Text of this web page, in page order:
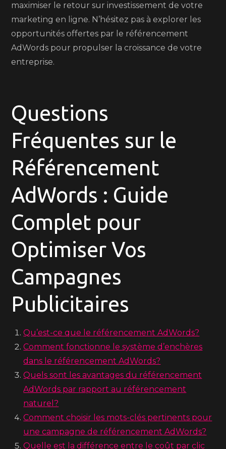
maximiser le retour sur investissement de votre
marketing en ligne. N’hésitez pas à explorer les
opportunités offertes par le référencement
AdWords pour propulser la croissance de votre
entreprise.
Questions
Fréquentes sur le
Référencement
AdWords : Guide
Complet pour
Optimiser Vos
Campagnes
Publicitaires
Qu’est-ce que le référencement AdWords?
Comment fonctionne le système d’enchères
dans le référencement AdWords?
Quels sont les avantages du référencement
AdWords par rapport au référencement
naturel?
Comment choisir les mots-clés pertinents pour
une campagne de référencement AdWords?
Quelle est la différence entre le coût par clic